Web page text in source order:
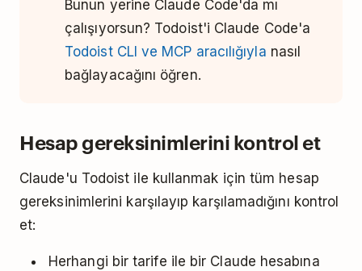
Bunun yerine Claude Code'da mı
çalışıyorsun? Todoist'i Claude Code'a
Todoist CLI ve MCP aracılığıyla nasıl
bağlayacağını öğren.
Hesap gereksinimlerini kontrol et
Claude'u Todoist ile kullanmak için tüm hesap
gereksinimlerini karşılayıp karşılamadığını kontrol
et:
Herhangi bir tarife ile bir Claude hesabına